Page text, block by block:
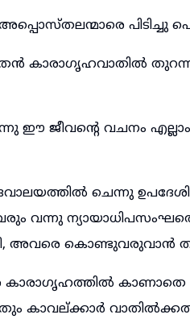
പിടിച്ചു
ദൂതൻ കാരാഗൃഹവാതിൽ
ഈ ജീവന്റെ വചനം
ചെന്നു
വന്നു
അവരെ
കാണാതെ
കാവല്ക്കാർ